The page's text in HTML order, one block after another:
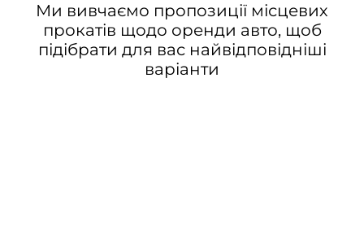
Ми вивчаємо пропозиції місцевих
прокатів щодо оренди авто, щоб
підібрати для вас найвідповідніші
варіанти